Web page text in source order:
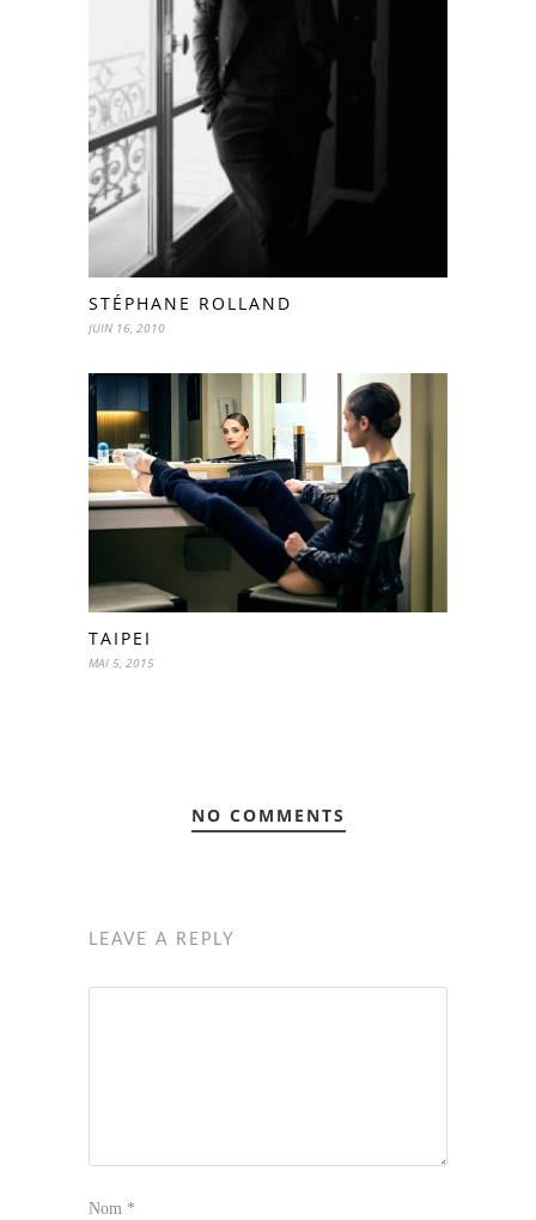
STÉPHANE ROLLAND
JUIN 16, 2010
TAIPEI
MAI 5, 2015
NO COMMENTS
LEAVE A REPLY
Nom *